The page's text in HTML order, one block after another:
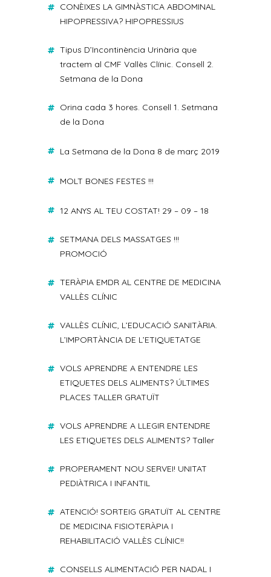
CONÈIXES LA GIMNÀSTICA ABDOMINAL
HIPOPRESSIVA? HIPOPRESSIUS
Tipus D’Incontinència Urinària que
tractem al CMF Vallès Clínic. Consell 2.
Setmana de la Dona
Orina cada 3 hores. Consell 1. Setmana
de la Dona
La Setmana de la Dona 8 de març 2019
MOLT BONES FESTES !!!
12 ANYS AL TEU COSTAT! 29 – 09 – 18
SETMANA DELS MASSATGES !!!
PROMOCIÓ
TERÀPIA EMDR AL CENTRE DE MEDICINA
VALLÈS CLÍNIC
VALLÈS CLÍNIC, L’EDUCACIÓ SANITÀRIA.
L’IMPORTÀNCIA DE L’ETIQUETATGE
VOLS APRENDRE A ENTENDRE LES
ETIQUETES DELS ALIMENTS? ÚLTIMES
PLACES TALLER GRATUÏT
VOLS APRENDRE A LLEGIR ENTENDRE
LES ETIQUETES DELS ALIMENTS? Taller
PROPERAMENT NOU SERVEI! UNITAT
PEDIÀTRICA I INFANTIL
ATENCIÓ! SORTEIG GRATUÏT AL CENTRE
DE MEDICINA FISIOTERÀPIA I
REHABILITACIÓ VALLÈS CLÍNIC!!
CONSELLS ALIMENTACIÓ PER NADAL I